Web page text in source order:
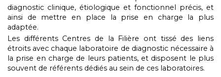
diagnostic clinique, étiologique et fonctionnel précis, et
ainsi de mettre en place la prise en charge la plus
adaptée.
Les différents Centres de la Filière ont tissé des liens
étroits avec chaque laboratoire de diagnostic nécessaire à
la prise en charge de leurs patients, et disposent le plus
souvent de référents dédiés au sein de ces laboratoires.